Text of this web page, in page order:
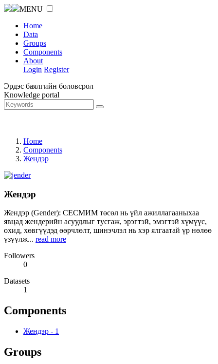
MENU
Home
Data
Groups
Components
About
Login Register
Эрдэс баялгийн боловсрол
Knowledge portal
Home
Components
Жендэр
Жендэр
Жендэр (Gender): СЕСМИМ төсөл нь үйл ажиллагааныхаа
явцад жендерийн асуудлыг тусгаж, эрэгтэй, эмэгтэй хүмүүс,
охид, хөвгүүдэд өөрчлөлт, шинэчлэл нь хэр ялгаатай үр нөлөө
үзүүлж... read more
Followers
0
Datasets
1
Components
Жендэр - 1
Groups